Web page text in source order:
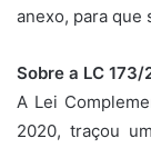
anexo, para que
Sobre a LC 173/
A Lei
2020, traçou